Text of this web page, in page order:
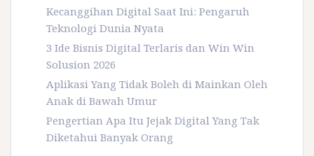
Kecanggihan Digital Saat Ini: Pengaruh
Teknologi Dunia Nyata
3 Ide Bisnis Digital Terlaris dan Win Win
Solusion 2026
Aplikasi Yang Tidak Boleh di Mainkan Oleh
Anak di Bawah Umur
Pengertian Apa Itu Jejak Digital Yang Tak
Diketahui Banyak Orang